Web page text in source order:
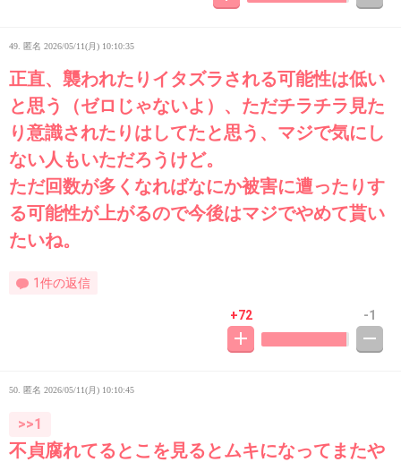
49. 匿名 2026/05/11(月) 10:10:35
正直、襲われたりイタズラされる可能性は低い
と思う（ゼロじゃないよ）、ただチラチラ見た
り意識されたりはしてたと思う、マジで気にし
ない人もいただろうけど。
ただ回数が多くなればなにか被害に遭ったりす
る可能性が上がるので今後はマジでやめて貰い
たいね。
1件の返信
+72 -1
50. 匿名 2026/05/11(月) 10:10:45
>>1
不貞腐れてるとこを見るとムキになってまたや